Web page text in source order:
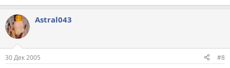
Astral043
30 Дек 2005 #8